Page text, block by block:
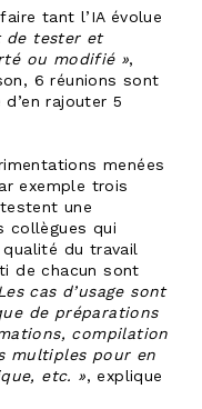
tant l’IA évolue
de tester et
ou modifié »,
6 réunions sont
rajouter 5
menées
exemple trois
une
collègues qui
du travail
de chacun sont
cas d’usage sont
de préparations
compilation
multiples pour en
etc. », explique